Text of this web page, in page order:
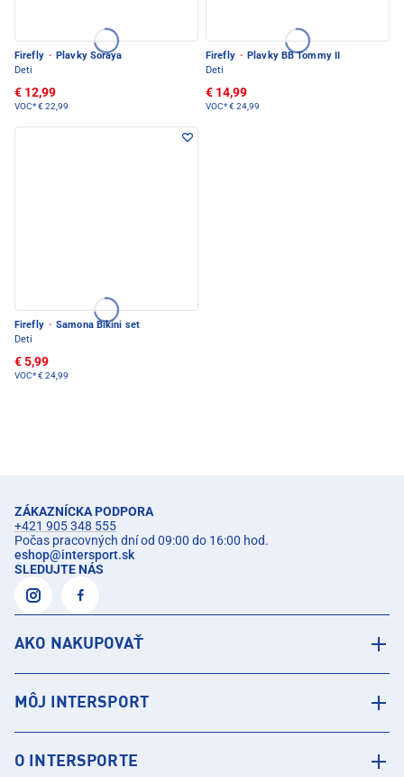
Firefly · Plavky Soraya
Deti
€ 12,99
VOC*€ 22,99
Firefly · Plavky BB Tommy II
Deti
€ 14,99
VOC*€ 24,99
Firefly · Samona Bikini set
Deti
€ 5,99
VOC*€ 24,99
ZÁKAZNÍCKA PODPORA
+421 905 348 555
Počas pracovných dní od 09:00 do 16:00 hod.
eshop@intersport.sk
SLEDUJTE NÁS
AKO NAKUPOVAŤ
MÔJ INTERSPORT
O INTERSPORTE